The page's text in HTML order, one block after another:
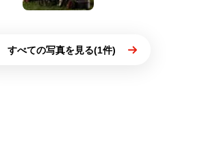
すべての写真を見る(1件)